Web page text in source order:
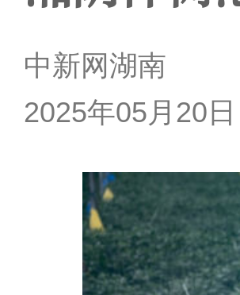
中新网湖南
2025年05月20